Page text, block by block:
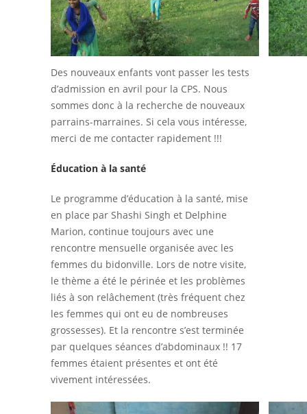
Des nouveaux enfants vont passer les tests
d’admission en avril pour la CPS. Nous
sommes donc à la recherche de nouveaux
parrains-marraines. Si cela vous intéresse,
merci de me contacter rapidement !!!
Éducation à la santé
Le programme d’éducation à la santé, mise
en place par Shashi Singh et Delphine
Marion, continue toujours avec une
rencontre mensuelle organisée avec les
femmes du bidonville. Lors de notre visite,
le thème a été le périnée et les problèmes
liés à son relâchement (très fréquent chez
les femmes qui ont eu de nombreuses
grossesses). Et la rencontre s’est terminée
par quelques séances d’abdominaux !! 17
femmes étaient présentes et ont été
vivement intéressées.